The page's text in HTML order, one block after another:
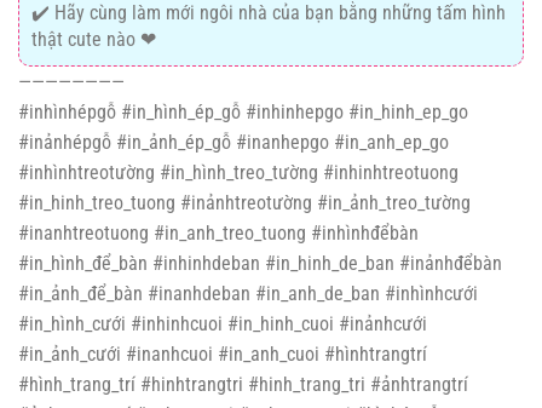
✔️ Hãy cùng làm mới ngôi nhà của bạn bằng những tấm hình
thật cute nào ❤
————————
#inhìnhépgỗ #in_hình_ép_gỗ #inhinhepgo #in_hinh_ep_go
#inảnhépgỗ #in_ảnh_ép_gỗ #inanhepgo #in_anh_ep_go
#inhìnhtreotường #in_hình_treo_tường #inhinhtreotuong
#in_hinh_treo_tuong #inảnhtreotường #in_ảnh_treo_tường
#inanhtreotuong #in_anh_treo_tuong #inhìnhđểbàn
#in_hình_để_bàn #inhinhdeban #in_hinh_de_ban #inảnhđểbàn
#in_ảnh_để_bàn #inanhdeban #in_anh_de_ban #inhìnhcưới
#in_hình_cưới #inhinhcuoi #in_hinh_cuoi #inảnhcưới
#in_ảnh_cưới #inanhcuoi #in_anh_cuoi #hìnhtrangtrí
#hình_trang_trí #hinhtrangtri #hinh_trang_tri #ảnhtrangtrí